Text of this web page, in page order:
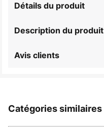
Description du produit
Détails du produit
Avis clients
Catégories similaires